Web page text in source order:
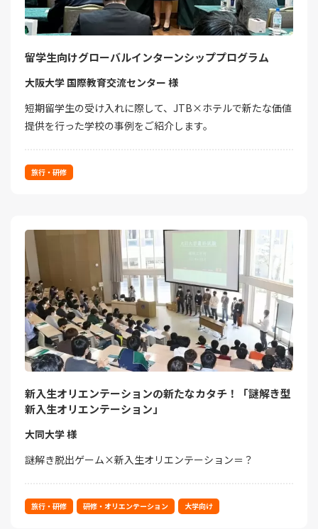
留学生向けグローバルインターンシッププログラム
大阪大学 国際教育交流センター 様
短期留学生の受け入れに際して、JTB×ホテルで新たな価値
提供を行った学校の事例をご紹介します。
旅行・研修
新入生オリエンテーションの新たなカタチ！「謎解き型
新入生オリエンテーション」
大同大学 様
謎解き脱出ゲーム×新入生オリエンテーション＝？
旅行・研修 研修・オリエンテーション 大学向け